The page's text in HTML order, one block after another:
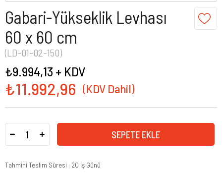
Gabari-Yükseklik Levhası
60 x 60 cm
(LD-01-02-150)
₺11.992,96
₺9.994,13 + KDV
Tahmini Teslim Süresi : 20 İş Günü